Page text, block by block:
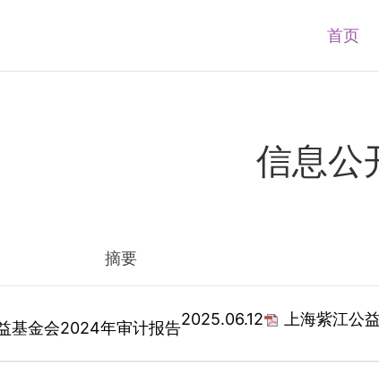
首页
信息公
摘要
基金会2024年审计报告2025.06.12 上海紫江公